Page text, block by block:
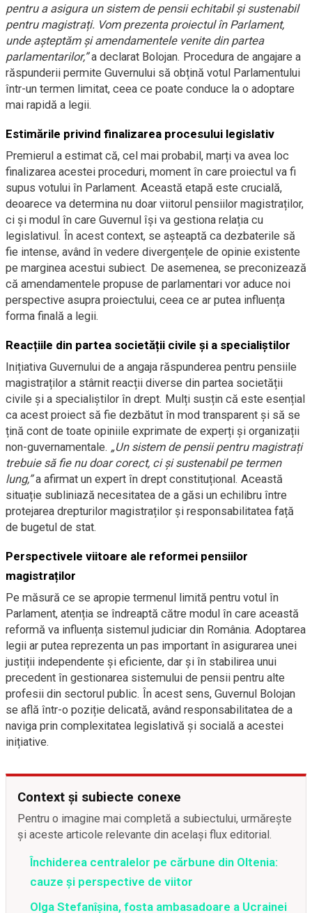
pentru a asigura un sistem de pensii echitabil și sustenabil
pentru magistrați. Vom prezenta proiectul în Parlament,
unde așteptăm și amendamentele venite din partea
parlamentarilor,”a declarat Bolojan. Procedura de angajare a
răspunderii permite Guvernului să obțină votul Parlamentului
într-un termen limitat, ceea ce poate conduce la o adoptare
mai rapidă a legii.
Estimările privind finalizarea procesului legislativ
Premierul a estimat că, cel mai probabil, marți va avea loc
finalizarea acestei proceduri, moment în care proiectul va fi
supus votului în Parlament. Această etapă este crucială,
deoarece va determina nu doar viitorul pensiilor magistraților,
ci și modul în care Guvernul își va gestiona relația cu
legislativul. În acest context, se așteaptă ca dezbaterile să
fie intense, având în vedere divergențele de opinie existente
pe marginea acestui subiect. De asemenea, se preconizează
că amendamentele propuse de parlamentari vor aduce noi
perspective asupra proiectului, ceea ce ar putea influența
forma finală a legii.
Reacțiile din partea societății civile și a specialiștilor
Inițiativa Guvernului de a angaja răspunderea pentru pensiile
magistraților a stârnit reacții diverse din partea societății
civile și a specialiștilor în drept. Mulți susțin că este esențial
ca acest proiect să fie dezbătut în mod transparent și să se
țină cont de toate opiniile exprimate de experți și organizații
non-guvernamentale. „Un sistem de pensii pentru magistrați
trebuie să fie nu doar corect, ci și sustenabil pe termen
lung,”a afirmat un expert în drept constituțional. Această
situație subliniază necesitatea de a găsi un echilibru între
protejarea drepturilor magistraților și responsabilitatea față
de bugetul de stat.
Perspectivele viitoare ale reformei pensiilor
magistraților
Pe măsură ce se apropie termenul limită pentru votul în
Parlament, atenția se îndreaptă către modul în care această
reformă va influența sistemul judiciar din România. Adoptarea
legii ar putea reprezenta un pas important în asigurarea unei
justiții independente și eficiente, dar și în stabilirea unui
precedent în gestionarea sistemului de pensii pentru alte
profesii din sectorul public. În acest sens, Guvernul Bolojan
se află într-o poziție delicată, având responsabilitatea de a
naviga prin complexitatea legislativă și socială a acestei
inițiative.
Context și subiecte conexe
Pentru o imagine mai completă a subiectului, urmărește
și aceste articole relevante din același flux editorial.
Închiderea centralelor pe cărbune din Oltenia:
cauze și perspective de viitor
Olga Stefanîşina, fosta ambasadoare a Ucrainei